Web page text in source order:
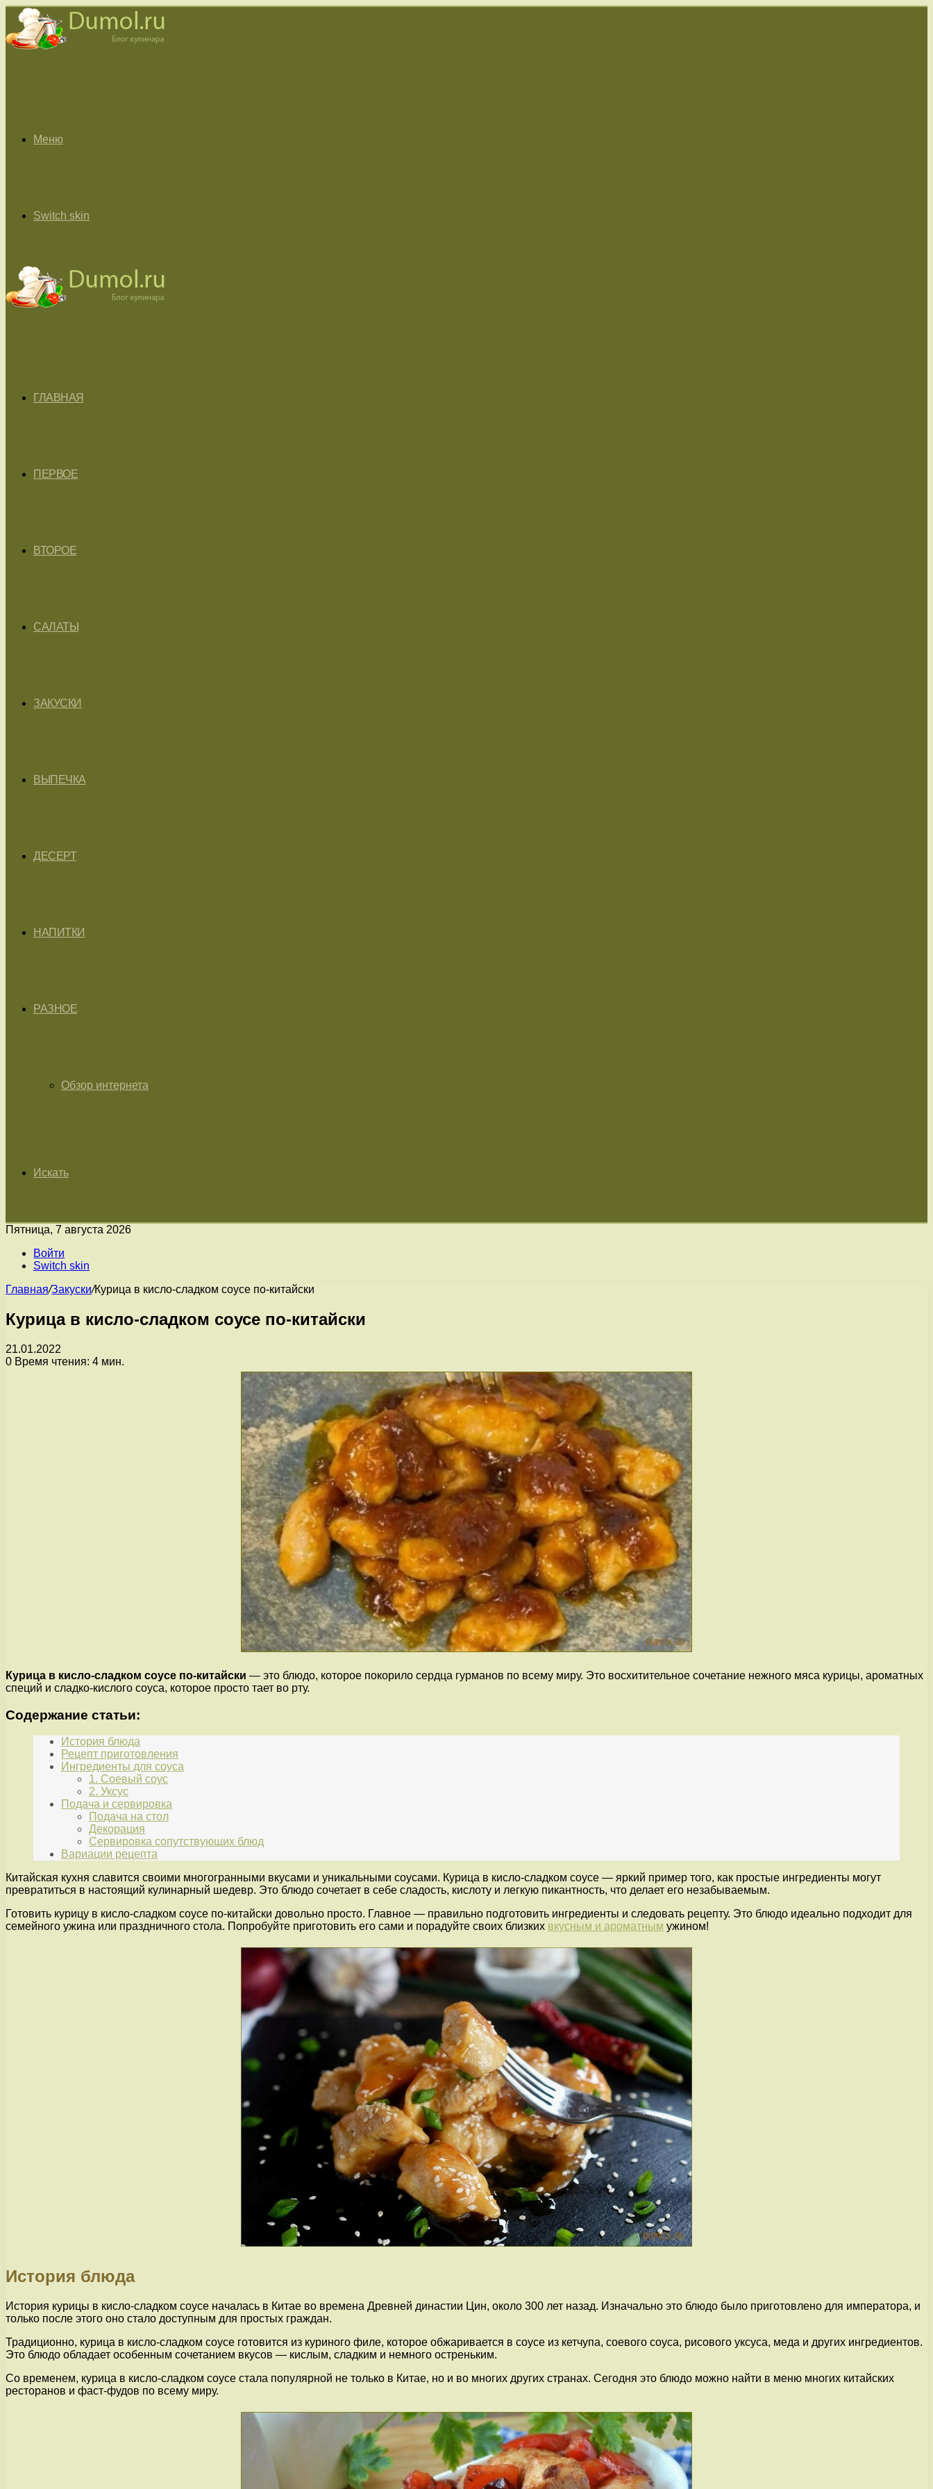
Меню
Switch skin
ГЛАВНАЯ
ПЕРВОЕ
ВТОРОЕ
САЛАТЫ
ЗАКУСКИ
ВЫПЕЧКА
ДЕСЕРТ
НАПИТКИ
РАЗНОЕ
Обзор интернета
Искать
Пятница, 7 августа 2026
Войти
Switch skin
Главная/Закуски/Курица в кисло-сладком соусе по-китайски
Курица в кисло-сладком соусе по-китайски
21.01.2022
0 Время чтения: 4 мин.
Курица в кисло-сладком соусе по-китайски — это блюдо, которое покорило сердца гурманов по всему миру. Это восхитительное сочетание нежного мяса курицы, ароматных
специй и сладко-кислого соуса, которое просто тает во рту.
Содержание статьи:
История блюда
Рецепт приготовления
Ингредиенты для соуса
1. Соевый соус
2. Уксус
Подача и сервировка
Подача на стол
Декорация
Сервировка сопутствующих блюд
Вариации рецепта
Китайская кухня славится своими многогранными вкусами и уникальными соусами. Курица в кисло-сладком соусе — яркий пример того, как простые ингредиенты могут
превратиться в настоящий кулинарный шедевр. Это блюдо сочетает в себе сладость, кислоту и легкую пикантность, что делает его незабываемым.
Готовить курицу в кисло-сладком соусе по-китайски довольно просто. Главное — правильно подготовить ингредиенты и следовать рецепту. Это блюдо идеально подходит для
семейного ужина или праздничного стола. Попробуйте приготовить его сами и порадуйте своих близких вкусным и ароматным ужином!
История блюда
История курицы в кисло-сладком соусе началась в Китае во времена Древней династии Цин, около 300 лет назад. Изначально это блюдо было приготовлено для императора, и
только после этого оно стало доступным для простых граждан.
Традиционно, курица в кисло-сладком соусе готовится из куриного филе, которое обжаривается в соусе из кетчупа, соевого соуса, рисового уксуса, меда и других ингредиентов.
Это блюдо обладает особенным сочетанием вкусов — кислым, сладким и немного остреньким.
Со временем, курица в кисло-сладком соусе стала популярной не только в Китае, но и во многих других странах. Сегодня это блюдо можно найти в меню многих китайских
ресторанов и фаст-фудов по всему миру.